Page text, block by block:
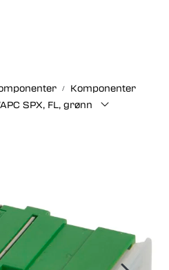
Komponenter
SPX, FL, grønn